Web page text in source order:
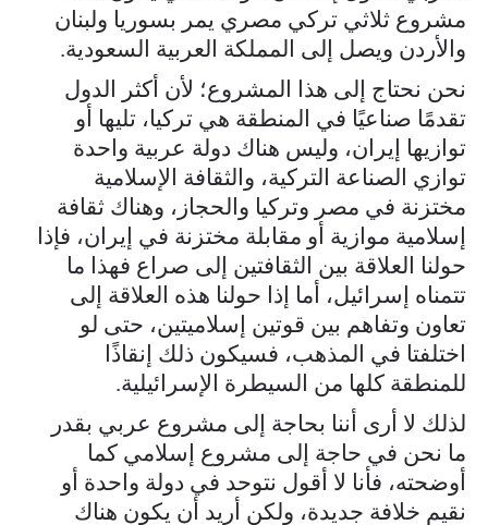
مشروع ثلاثي تركي مصري يمر بسوريا ولبنان
والأردن ويصل إلى المملكة العربية السعودية.
نحن نحتاج إلى هذا المشروع؛ لأن أكثر الدول
تقدمًا صناعيًا في المنطقة هي تركيا، تليها أو
توازيها إيران، وليس هناك دولة عربية واحدة
توازي الصناعة التركية، والثقافة الإسلامية
مختزنة في مصر وتركيا والحجاز، وهناك ثقافة
إسلامية موازية أو مقابلة مختزنة في إيران، فإذا
حولنا العلاقة بين الثقافتين إلى صراع فهذا ما
تتمناه إسرائيل، أما إذا حولنا هذه العلاقة إلى
تعاون وتفاهم بين قوتين إسلاميتين، حتى لو
اختلفتا في المذهب، فسيكون ذلك إنقاذًا
للمنطقة كلها من السيطرة الإسرائيلية.
لذلك لا أرى أننا بحاجة إلى مشروع عربي بقدر
ما نحن في حاجة إلى مشروع إسلامي كما
أوضحته، فأنا لا أقول نتوحد في دولة واحدة أو
نقيم خلافة جديدة، ولكن أريد أن يكون هناك